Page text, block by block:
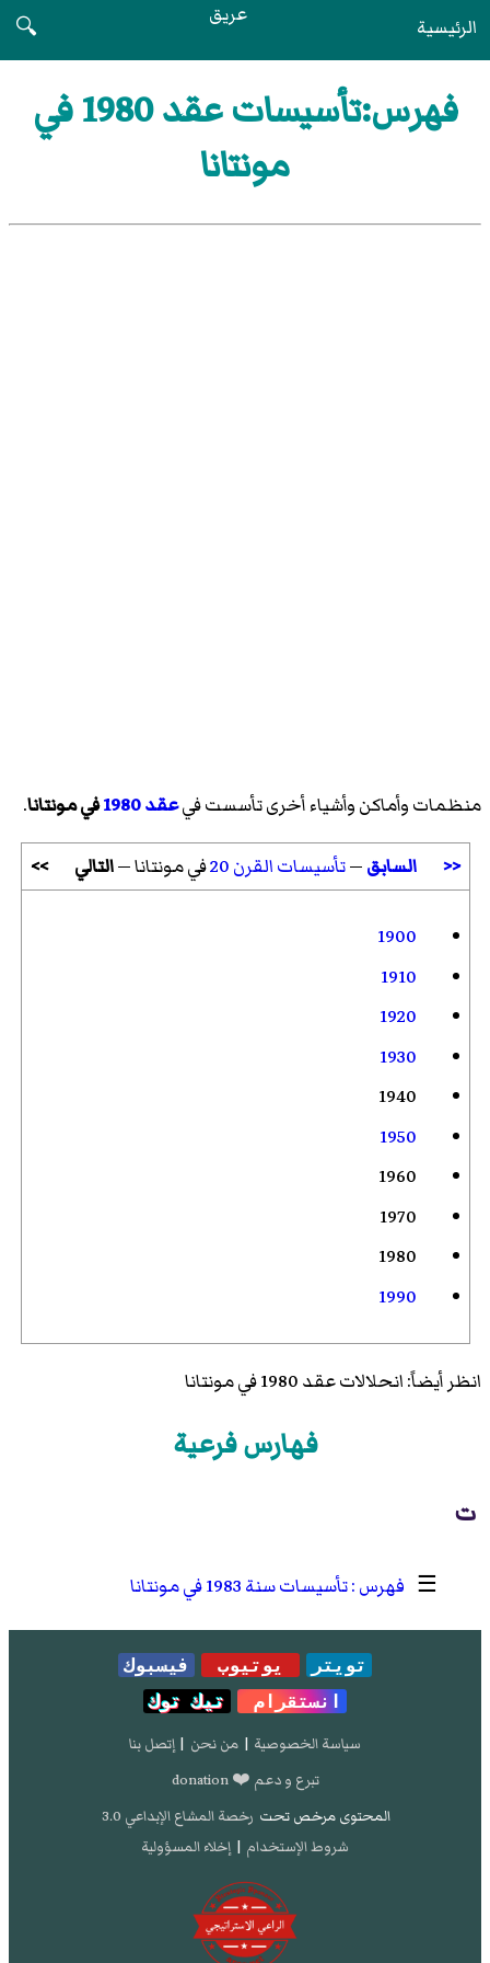
الرئيسية عريق
🔍
فهرس:تأسيسات عقد 1980 في
مونتانا
منظمات وأماكن وأشياء أخرى تأسست فيعقد 1980 في مونتانا.
<< السابق—تأسيسات القرن 20 في مونتانا —التالي >>
1900
1910
1920
1930
1940
1950
1960
1970
1980
1990
انظر أيضاً:انحلالات عقد 1980 في مونتانا
فهارس فرعية
ت
☰ تأسيسات سنة 1983 في مونتانا
تويتر يوتيوب
فيسبوك
انستقرام
تيك توك
سياسة الخصوصية | من نحن | إتصل بنا
تبرع و دعم ❤️ donation
المحتوى مرخص تحت رخصة المشاع الإبداعي 3.0
شروط الإستخدام | إخلاء المسؤولية